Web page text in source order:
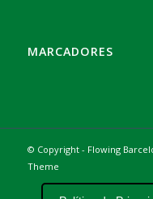
MARCADORES
© Copyright - Flowing
Theme